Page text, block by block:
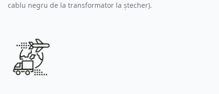
cablu negru de la transformator la ștecher).